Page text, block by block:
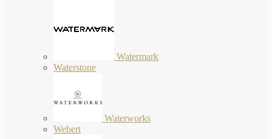
Watermark
Waterstone
Waterworks
Webert